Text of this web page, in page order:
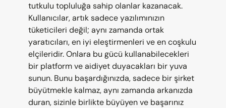
tutkulu topluluğa sahip olanlar kazanacak.
Kullanıcılar, artık sadece yazılımınızın
tüketicileri değil; aynı zamanda ortak
yaratıcıları, en iyi eleştirmenleri ve en coşkulu
elçileridir. Onlara bu gücü kullanabilecekleri
bir platform ve aidiyet duyacakları bir yuva
sunun. Bunu başardığınızda, sadece bir şirket
büyütmekle kalmaz, aynı zamanda arkanızda
duran, sizinle birlikte büyüyen ve başarınız